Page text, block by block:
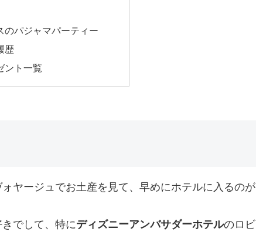
のパジャマパーティー
歴
ント一覧
ヤージュでお土産を見て、早めにホテルに入るのが
でして、特にディズニーアンバサダーホテルのロビ